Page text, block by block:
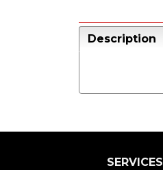
Description
SERVICES